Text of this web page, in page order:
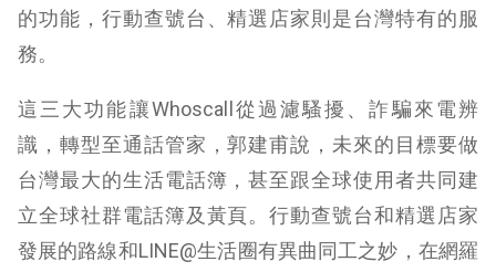
的功能，行動查號台、精選店家則是台灣特有的服
務。
這三大功能讓Whoscall從過濾騷擾、詐騙來電辨
識，轉型至通話管家，郭建甫說，未來的目標要做
台灣最大的生活電話簿，甚至跟全球使用者共同建
立全球社群電話簿及黃頁。行動查號台和精選店家
發展的路線和LINE@生活圈有異曲同工之妙，在網羅